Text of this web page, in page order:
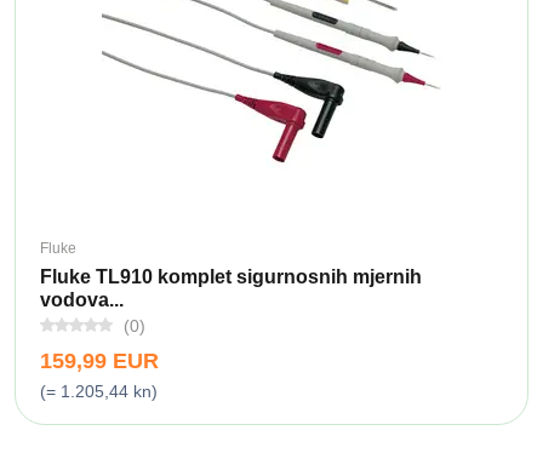
Fluke
Fluke TL910 komplet sigurnosnih mjernih
vodova...
(0)
159,99 EUR
(= 1.205,44 kn)